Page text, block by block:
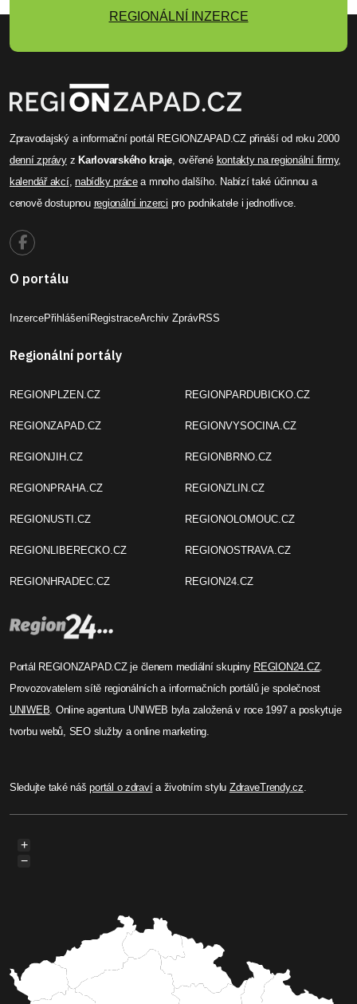
REGIONÁLNÍ INZERCE
Zpravodajský a informační portál REGIONZAPAD.CZ přináší od roku 2000
denní zprávyz Karlovarského kraje, ověřené kontakty na regionální firmy,
kalendář akcí,nabídky prácea mnoho dalšího. Nabízí také účinnou a
cenově dostupnou regionální inzerci pro podnikatele i jednotlivce.
O portálu
InzercePřihlášeníRegistraceArchiv ZprávRSS
Regionální portály
REGIONPLZEN.CZ
REGIONZAPAD.CZ
REGIONJIH.CZ
REGIONPRAHA.CZ
REGIONUSTI.CZ
REGIONLIBERECKO.CZ
REGIONHRADEC.CZ
REGIONPARDUBICKO.CZ
REGIONVYSOCINA.CZ
REGIONBRNO.CZ
REGIONZLIN.CZ
REGIONOLOMOUC.CZ
REGIONOSTRAVA.CZ
REGION24.CZ
Portál REGIONZAPAD.CZ je členem mediální skupiny REGION24.CZ.
Provozovatelem sítě regionálních a informačních portálů je společnost
UNIWEB. Online agentura UNIWEB byla založená v roce 1997 a poskytuje
tvorbu webů, SEO služby a online marketing.
Sledujte také nášportál o zdravía životním stylu ZdraveTrendy.cz.
+
−